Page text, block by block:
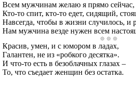
Всем мужчинам желаю я прямо сейчас,
Кто-то спит, кто-то едет, сидящий,
Навсегда, чтобы в жизни случилось, и
Нам мужчина везде нужен всем
Красив, умен, и с юмором в ладах,
Галантен, не из «робкого десятка».
И что-то есть в безоблачных глазах –
То, что съедает женщин без остатка.